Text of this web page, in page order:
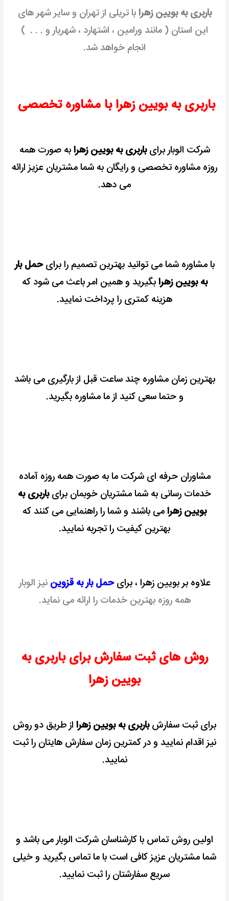
باربری به بویین زهرابا تریلی از تهران و سایر شهر های
این استان ( مانند ورامین ، اشتهارد ، شهریار و . . . )
انجام خواهد شد.
باربری به بویین زهرا با مشاوره تخصصی
شرکت الوبار برایباربری به بویین زهرابه صورت همه
روزه مشاوره تخصصی و رایگان به شما مشتریان عزیز ارائه
می دهد.
با مشاوره شما می توانید بهترین تصمیم را برایحمل بار
به بویین زهرابگیرید و همین امر باعث می شود که
هزینه کمتری را پرداخت نمایید.
بهترین زمان مشاوره چند ساعت قبل از بارگیری می باشد
و حتما سعی کنید از ما مشاوره بگیرید.
مشاوران حرفه ای شرکت ما به صورت همه روزه آماده
خدمات رسانی به شما مشتریان خوبمان برایباربری به
بویین زهرامی باشند و شما را راهنمایی می کنند که
بهترین کیفیت را تجربه نمایید.
علاوه بر بویین زهرا ، برایحمل بار به قزوین نیز الوبار
همه روزه بهترین خدمات را ارائه می نماید.
روش های ثبت سفارش برای باربری به
بویین زهرا
برای ثبت سفارشباربری به بویین زهرا از طریق دو روش
نیز اقدام نمایید و در کمترین زمان سفارش هایتان را ثبت
نمایید.
اولین روش تماس با کارشناسان شرکت الوبار می باشد و
شما مشتریان عزیز کافی است با ما تماس بگیرید و خیلی
سریع سفارشتان را ثبت نمایید.